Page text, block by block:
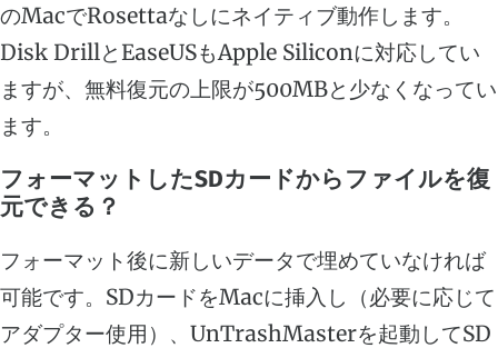
のMacでRosettaなしにネイティブ動作します。
Disk DrillとEaseUSもApple Siliconに対応してい
ますが、無料復元の上限が500MBと少なくなってい
ます。
フォーマットしたSDカードからファイルを復
元できる？
フォーマット後に新しいデータで埋めていなければ
可能です。SDカードをMacに挿入し（必要に応じて
アダプター使用）、UnTrashMasterを起動してSD